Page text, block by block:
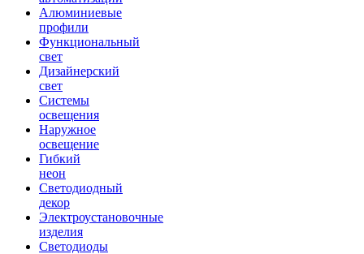
Алюминиевые
профили
Функциональный
свет
Дизайнерский
свет
Системы
освещения
Наружное
освещение
Гибкий
неон
Светодиодный
декор
Электроустановочные
изделия
Светодиоды